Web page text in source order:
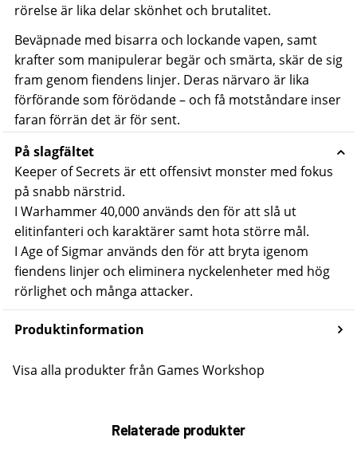
rörelse är lika delar skönhet och brutalitet.
Beväpnade med bisarra och lockande vapen, samt
krafter som manipulerar begär och smärta, skär de sig
fram genom fiendens linjer. Deras närvaro är lika
förförande som förödande – och få motståndare inser
faran förrän det är för sent.
På slagfältet
Keeper of Secrets är ett offensivt monster med fokus
på snabb närstrid.
I Warhammer 40,000 används den för att slå ut
elitinfanteri och karaktärer samt hota större mål.
I Age of Sigmar används den för att bryta igenom
fiendens linjer och eliminera nyckelenheter med hög
rörlighet och många attacker.
Produktinformation
Visa alla produkter från Games Workshop
Relaterade produkter